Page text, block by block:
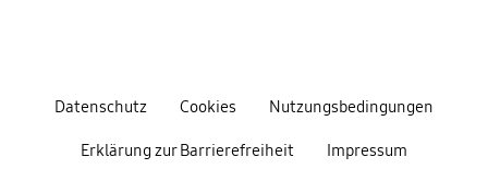
Datenschutz Cookies Nutzungsbedingungen
Erklärung zur Barrierefreiheit Impressum